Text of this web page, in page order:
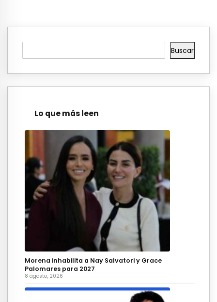
Buscar
Lo que más leen
Morena inhabilita a Nay Salvatori y Grace
Palomares para 2027
8 agosto, 2026